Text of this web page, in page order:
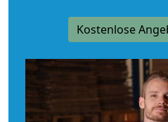
Kostenlose